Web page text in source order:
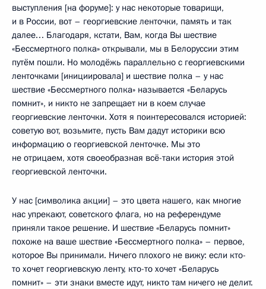
выступления [на форуме]: у нас некоторые товарищи,
и в России, вот – георгиевские ленточки, память и так
далее… Благодаря, кстати, Вам, когда Вы шествие
«Бессмертного полка» открывали, мы в Белоруссии этим
путём пошли. Но молодёжь параллельно с георгиевскими
ленточками [инициировала] и шествие полка – у нас
шествие «Бессмертного полка» называется «Беларусь
помнит», и никто не запрещает ни в коем случае
георгиевские ленточки. Хотя я поинтересовался историей:
советую вот, возьмите, пусть Вам дадут историки всю
информацию о георгиевской ленточке. Мы это
не отрицаем, хотя своеобразная всё-таки история этой
георгиевской ленточки.
У нас [символика акции] – это цвета нашего, как многие
нас упрекают, советского флага, но на референдуме
приняли такое решение. И шествие «Беларусь помнит»
похоже на ваше шествие «Бессмертного полка» – первое,
которое Вы принимали. Ничего плохого не вижу: если кто-
то хочет георгиевскую ленту, кто-то хочет «Беларусь
помнит» – эти знаки вместе идут, никто там ничего не делит.